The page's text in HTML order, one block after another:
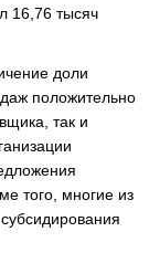
16,76 тысяч
доли
положительно
так и
того, многие из